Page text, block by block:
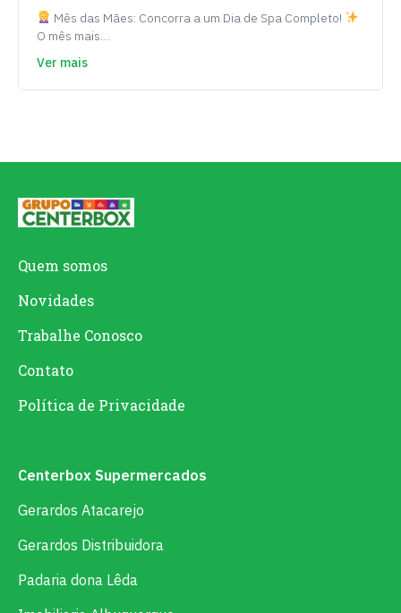
Mês das Mães: Concorra a um Dia de Spa Completo!
O mês mais…
Ver mais
Quem somos
Novidades
Trabalhe Conosco
Contato
Política de Privacidade
Centerbox Supermercados
Gerardos Atacarejo
Gerardos Distribuidora
Padaria dona Lêda